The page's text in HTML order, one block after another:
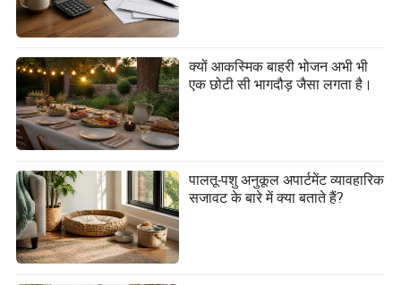
क्यों आकस्मिक बाहरी भोजन अभी भी
एक छोटी सी भागदौड़ जैसा लगता है।
पालतू-पशु अनुकूल अपार्टमेंट व्यावहारिक
सजावट के बारे में क्या बताते हैं?